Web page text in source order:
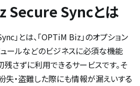
Secure Syncとは
」とは、「OPTiM Biz」のオプション
ュールなどのビジネスに必須な機能
さずに利用できるサービスです。そ
失・盗難した際にも情報が漏えいする